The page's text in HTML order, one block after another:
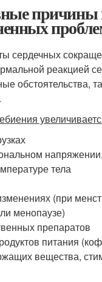
причины
сердечных
реакцией
обстоятельства,
тела
(при
менопаузе)
препаратов
питания
вещества,